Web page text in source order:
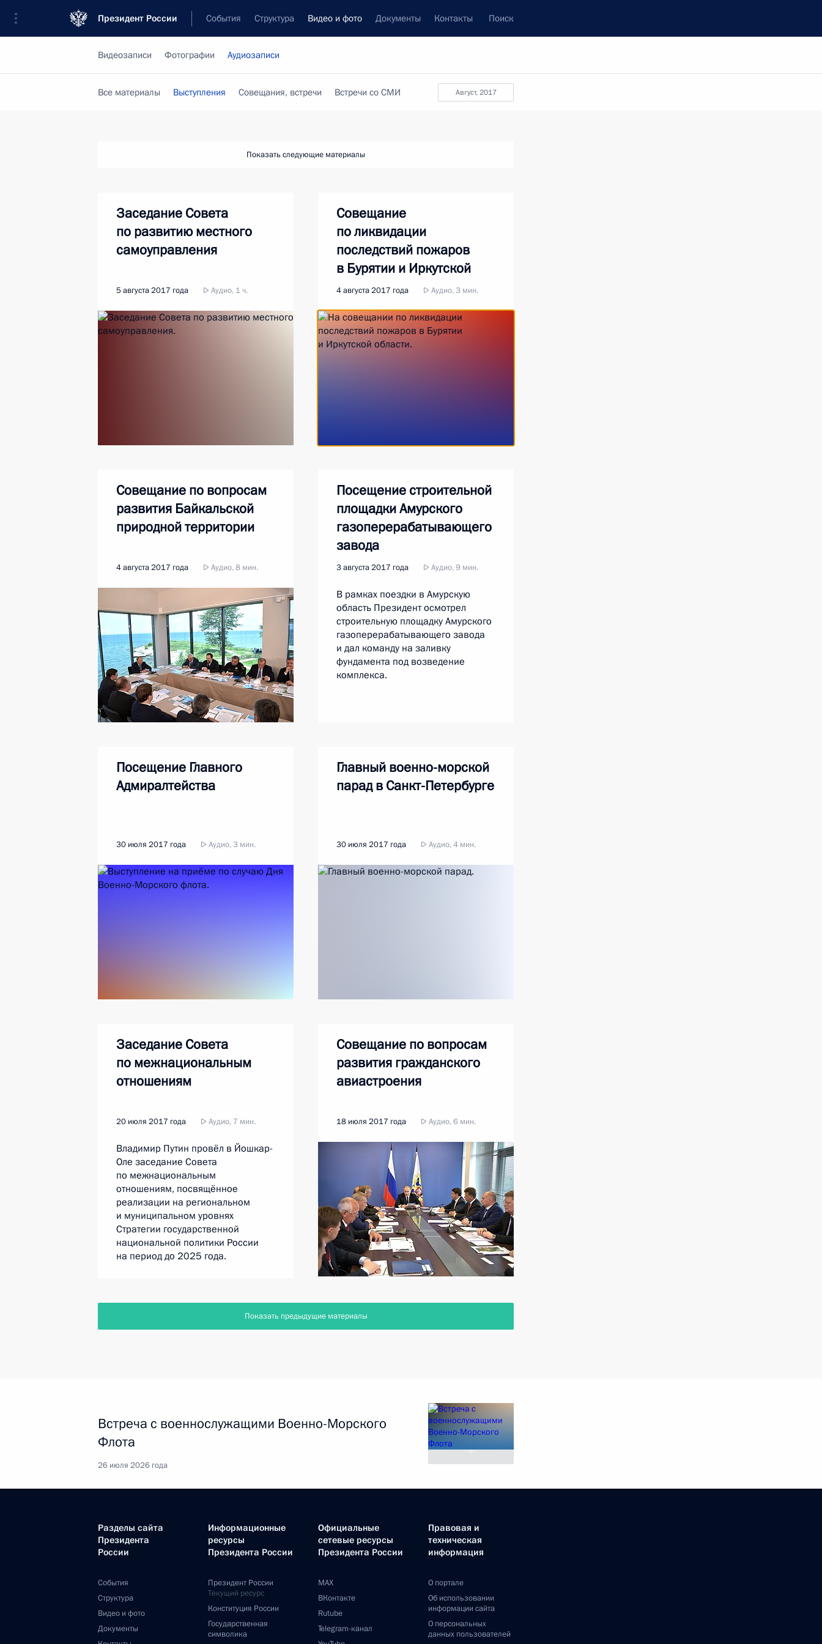
Президент России События Структура Видео и фото Документы Контакты Поиск
Видеозаписи Фотографии Аудиозаписи
август, 2017
Все материалы Выступления Совещания, встречи Встречи со СМИ
Показать следующие материалы
Заседание Совета
по развитию местного
самоуправления
5 августа 2017 года Аудио, 1 ч.
Совещание
по ликвидации
последствий пожаров
в Бурятии и Иркутской
области
4 августа 2017 года Аудио, 3 мин.
Совещание по вопросам
развития Байкальской
природной территории
4 августа 2017 года Аудио, 8 мин.
Посещение строительной
площадки Амурского
газоперерабатывающего
завода
3 августа 2017 года Аудио, 9 мин.
В рамках поездки в Амурскую
область Президент осмотрел
строительную площадку Амурского
газоперерабатывающего завода
и дал команду на заливку
фундамента под возведение
комплекса.
Посещение Главного
Адмиралтейства
30 июля 2017 года Аудио, 3 мин.
Главный военно-морской
парад в Санкт-Петербурге
30 июля 2017 года Аудио, 4 мин.
Заседание Совета
по межнациональным
отношениям
20 июля 2017 года Аудио, 7 мин.
Владимир Путин провёл в Йошкар-
Оле заседание Совета
по межнациональным
отношениям, посвящённое
реализации на региональном
и муниципальном уровнях
Стратегии государственной
национальной политики России
на период до 2025 года.
Совещание по вопросам
развития гражданского
авиастроения
18 июля 2017 года Аудио, 6 мин.
Показать предыдущие материалы
Встреча с военнослужащими Военно-Морского
Флота
26 июля 2026 года
Разделы сайта
Президента
России
События
Структура
Видео и фото
Документы
Информационные
ресурсы
Президента России
Президент России
Текущий ресурс
Конституция России
Государственная
символика
Официальные
сетевые ресурсы
Президента России
MAX
ВКонтакте
Rutube
Telegram-канал
Правовая и
техническая
информация
О портале
Об использовании
информации сайта
О персональных
данных пользователей